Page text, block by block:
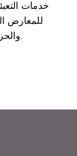
خدمات
للمعارض
والحرم الجامعي ، وورش العمل ، ووحدات التصنيع.